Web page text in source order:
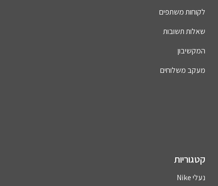
לקוחות משתפים
שאלות תשובות
המקשיבון
מעקב משלוחים
קטגוריות
נעלי Nike